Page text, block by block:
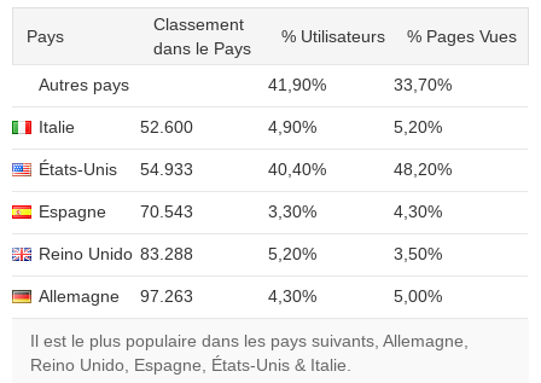
Pays
Classement
dans le Pays
% Utilisateurs % Pages Vues
Autres pays 41,90% 33,70%
Italie 52.600 4,90% 5,20%
États-Unis 54.933 40,40% 48,20%
Espagne 70.543 3,30% 4,30%
Reino Unido 83.288 5,20% 3,50%
Allemagne 97.263 4,30% 5,00%
Il est le plus populaire dans les pays suivants, Allemagne,
Reino Unido, Espagne, États-Unis & Italie.